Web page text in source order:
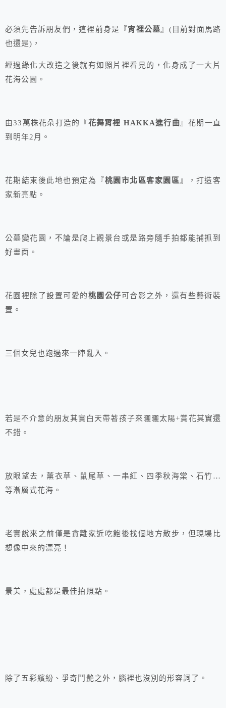
必須先告訴朋友們，這裡前身是『宵裡公墓』(目前對面馬路
也還是)，
經過綠化大改造之後就有如照片裡看見的，化身成了一大片
花海公園。
由33萬株花朵打造的『花舞霄裡 HAKKA進行曲』花期一直
到明年2月。
花期結束後此地也預定為『桃園市北區客家園區』，打造客
家新亮點。
公墓變花園，不論是爬上觀景台或是路旁隨手拍都能捕抓到
好畫面。
花園裡除了設置可愛的桃園公仔 可合影之外，還有些藝術裝
置。
三個女兒也跑過來一陣亂入。
若是不介意的朋友其實白天帶著孩子來曬曬太陽+賞花其實還
不錯。
放眼望去，薰衣草、鼠尾草、一串紅、四季秋海棠、石竹…
等漸層式花海。
老實說來之前僅是貪離家近吃飽後找個地方散步，但現場比
想像中來的漂亮！
景美，處處都是最佳拍照點。
除了五彩繽紛、爭奇鬥艷之外，腦裡也沒別的形容詞了。